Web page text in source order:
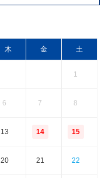
木 金 土
1
6 7 8
13 14 15
20 21 22